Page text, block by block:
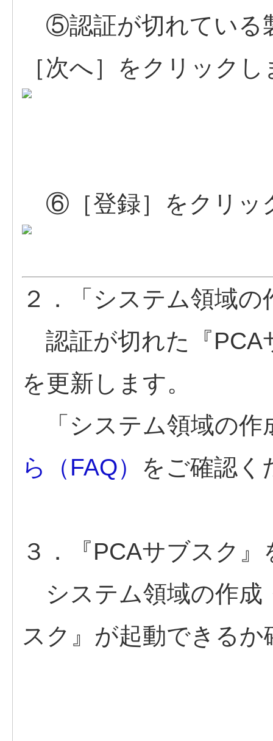
⑤認証が切れている
［次へ］をクリック
⑥［登録］をクリッ
２．「システム領域の
認証が切れた『PCA
を更新します。
「システム領域の作
ら（FAQ） をご確認く
３．『PCAサブスク』
システム領域の作成
スク』が起動できる